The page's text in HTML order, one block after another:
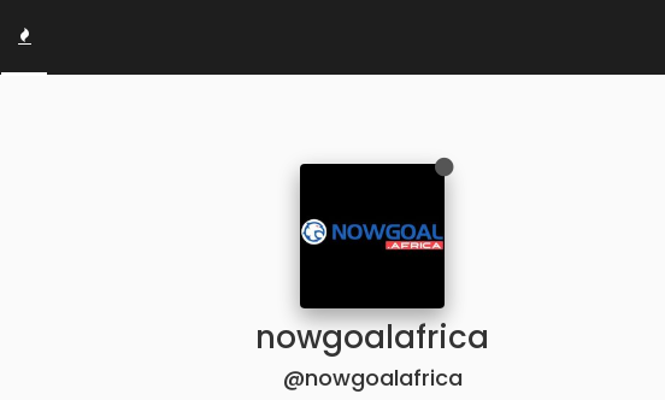
nowgoalafrica
@nowgoalafrica